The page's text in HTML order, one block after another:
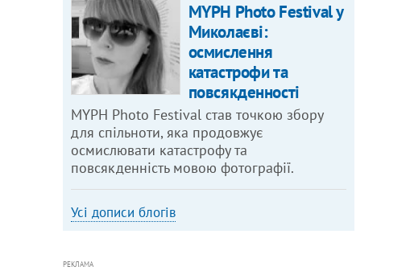
MYPH Photo Festival у
Миколаєві:
осмислення
катастрофи та
повсякденності
MYPH Photo Festival став точкою збору
для спільноти, яка продовжує
осмислювати катастрофу та
повсякденність мовою фотографії.
Усі дописи блогів
РЕКЛАМА